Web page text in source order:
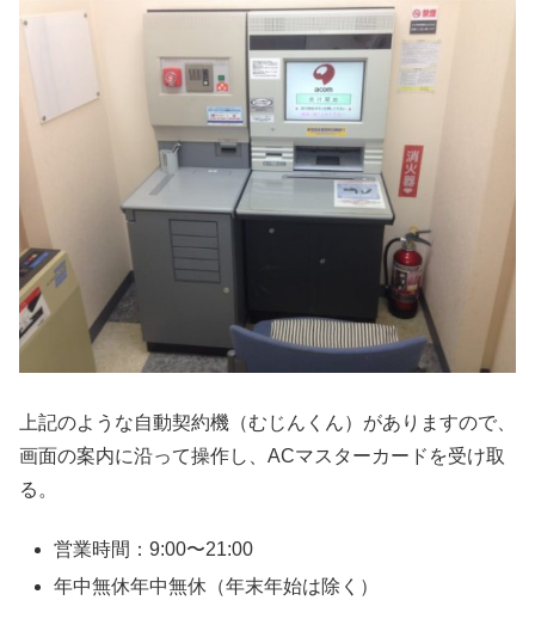
上記のような自動契約機（むじんくん）がありますので、
画面の案内に沿って操作し、ACマスターカードを受け取
る。
営業時間：9:00〜21:00
年中無休年中無休（年末年始は除く）